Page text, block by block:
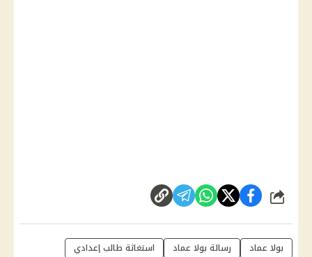
شارك
بولا عماد رسالة بولا عماد
استغاثة طالب إعدادي